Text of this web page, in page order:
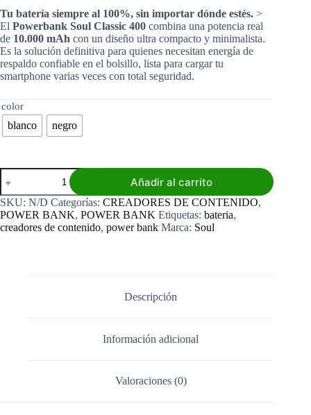
Tu batería siempre al 100%, sin importar dónde estés. >
El Powerbank Soul Classic 400 combina una potencia real
de 10.000 mAh con un diseño ultra compacto y minimalista.
Es la solución definitiva para quienes necesitan energía de
respaldo confiable en el bolsillo, lista para cargar tu
smartphone varias veces con total seguridad.
color
blanco negro
Powerbank
Soul
Classic
400
de
10.000
Añadir al carrito
SKU: N/D Categorías: CREADORES DE CONTENIDO,
POWER BANK, POWER BANK Etiquetas: bateria,
creadores de contenido, power bank Marca: Soul
Descripción
Información adicional
Valoraciones (0)